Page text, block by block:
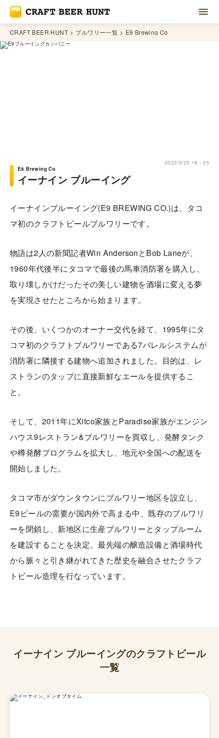
CRAFT BEER HUNT ブルワリー一覧 E9 Brewing Co
2023/3/25 16：25
E9 Brewing Co
イーナイン ブルーイング
イーナインブルーイング(E9 BREWING CO.)は、タコ
マ初のクラフトビールブルワリーです。
物語は2人の新聞記者Win AndersonとBob Laneが、
1960年代後半にタコマで最後の馬車消防署を購入し、
取り壊しかけだったその美しい建物を酒場に変える夢
を実現させたところから始まります。
その後、いくつかのオーナー交代を経て、1995年にタ
コマ初のクラフトブルワリーである7バレルシステムが
消防署に隣接する建物へ追加されました。目的は、レ
ストランのタップに直接新鮮なエールを提供するこ
と。
そして、2011年にXitco家族とParadise家族がエンジン
ハウス9レストラン&ブルワリーを買収し、発酵タンク
や樽発酵プログラムを拡大し、地元や全国への配送を
開始しました。
タコマ市がダウンタウンにブルワリー地区を設立し、
E9ビールの需要が国内外で高まる中、既存のブルワリ
ーを閉鎖し、新地区に生産ブルワリーとタップルーム
を建設することを決定。最先端の醸造設備と酒場時代
から脈々と引き継がれてきた歴史を融合させたクラフ
トビール造理を行なっています。
イーナイン ブルーイングのクラフトビール
一覧